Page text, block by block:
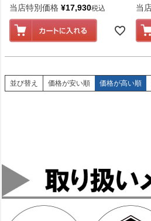
当店特別価格 ¥17,930税込
当
並び替え 価格が安い順 価格が高い順